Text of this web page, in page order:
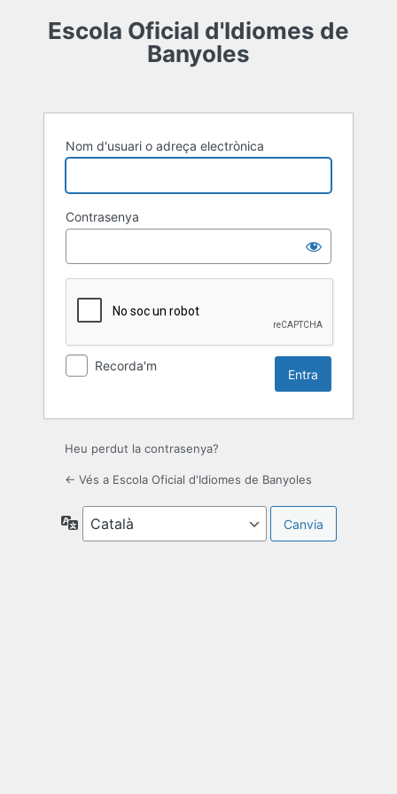
Escola Oficial d'Idiomes de
Banyoles
Nom d'usuari o adreça electrònica
Contrasenya
Recorda'm
Heu perdut la contrasenya?
← Vés a Escola Oficial d'Idiomes de Banyoles
Idioma